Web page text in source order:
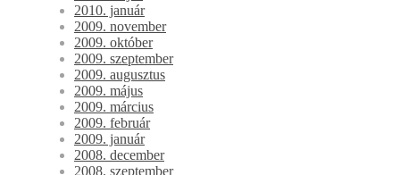
2010. január
2009. november
2009. október
2009. szeptember
2009. augusztus
2009. május
2009. március
2009. február
2009. január
2008. december
2008. szeptember